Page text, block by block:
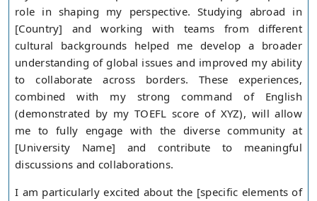
role in shaping my perspective. Studying abroad in
[Country] and working with teams from different
cultural backgrounds helped me develop a broader
understanding of global issues and improved my ability
to collaborate across borders. These experiences,
combined with my strong command of English
(demonstrated by my TOEFL score of XYZ), will allow
me to fully engage with the diverse community at
[University Name] and contribute to meaningful
discussions and collaborations.
I am particularly excited about the [specific elements of